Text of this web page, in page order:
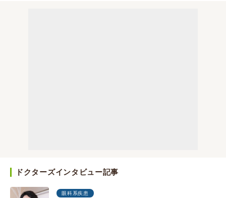
ドクターズインタビュー記事
眼科系疾患